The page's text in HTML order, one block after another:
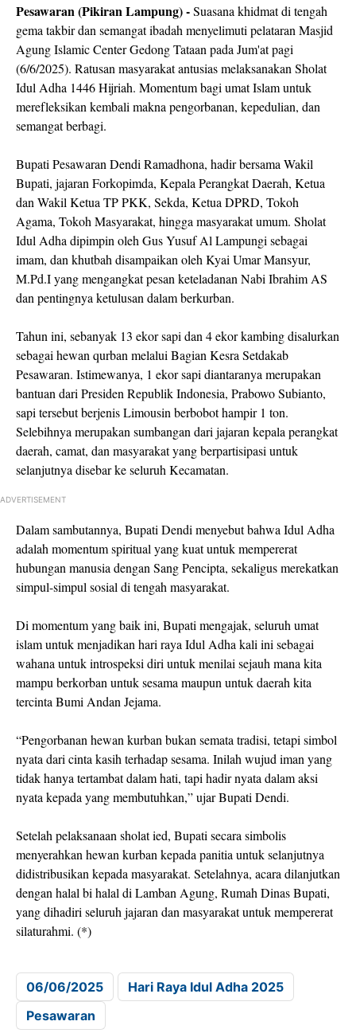
Pesawaran (Pikiran Lampung) -Suasana khidmat di tengah
gema takbir dan semangat ibadah menyelimuti pelataran Masjid
Agung Islamic Center Gedong Tataan pada Jum'at pagi
(6/6/2025). Ratusan masyarakat antusias melaksanakan Sholat
Idul Adha 1446 Hijriah. Momentum bagi umat Islam untuk
merefleksikan kembali makna pengorbanan, kepedulian, dan
semangat berbagi.
Bupati Pesawaran Dendi Ramadhona, hadir bersama Wakil
Bupati, jajaran Forkopimda, Kepala Perangkat Daerah, Ketua
dan Wakil Ketua TP PKK, Sekda, Ketua DPRD, Tokoh
Agama, Tokoh Masyarakat, hingga masyarakat umum. Sholat
Idul Adha dipimpin oleh Gus Yusuf Al Lampungi sebagai
imam, dan khutbah disampaikan oleh Kyai Umar Mansyur,
M.Pd.I yang mengangkat pesan keteladanan Nabi Ibrahim AS
dan pentingnya ketulusan dalam berkurban.
Tahun ini, sebanyak 13 ekor sapi dan 4 ekor kambing disalurkan
sebagai hewan qurban melalui Bagian Kesra Setdakab
Pesawaran. Istimewanya, 1 ekor sapi diantaranya merupakan
bantuan dari Presiden Republik Indonesia, Prabowo Subianto,
sapi tersebut berjenis Limousin berbobot hampir 1 ton.
Selebihnya merupakan sumbangan dari jajaran kepala perangkat
daerah, camat, dan masyarakat yang berpartisipasi untuk
selanjutnya disebar ke seluruh Kecamatan.
ADVERTISEMENT
Dalam sambutannya, Bupati Dendi menyebut bahwa Idul Adha
adalah momentum spiritual yang kuat untuk mempererat
hubungan manusia dengan Sang Pencipta, sekaligus merekatkan
simpul-simpul sosial di tengah masyarakat.
Di momentum yang baik ini, Bupati mengajak, seluruh umat
islam untuk menjadikan hari raya Idul Adha kali ini sebagai
wahana untuk introspeksi diri untuk menilai sejauh mana kita
mampu berkorban untuk sesama maupun untuk daerah kita
tercinta Bumi Andan Jejama.
“Pengorbanan hewan kurban bukan semata tradisi, tetapi simbol
nyata dari cinta kasih terhadap sesama. Inilah wujud iman yang
tidak hanya tertambat dalam hati, tapi hadir nyata dalam aksi
nyata kepada yang membutuhkan,” ujar Bupati Dendi.
Setelah pelaksanaan sholat ied, Bupati secara simbolis
menyerahkan hewan kurban kepada panitia untuk selanjutnya
didistribusikan kepada masyarakat. Setelahnya, acara dilanjutkan
dengan halal bi halal di Lamban Agung, Rumah Dinas Bupati,
yang dihadiri seluruh jajaran dan masyarakat untuk mempererat
silaturahmi. (*)
06/06/2025
Hari Raya Idul Adha 2025
Pesawaran